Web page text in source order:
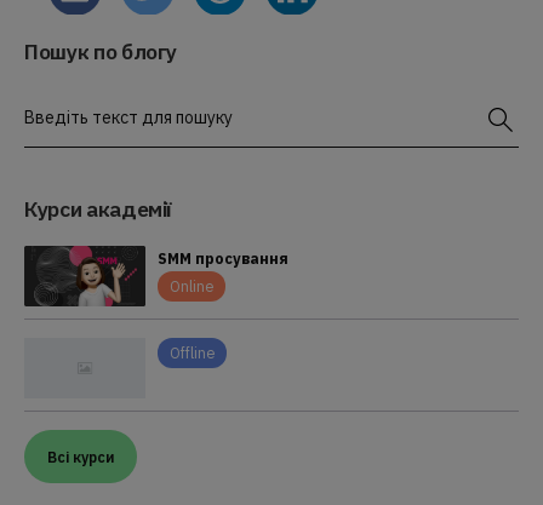
Пошук по блогу
Введіть текст для пошуку
Курси академії
SMM просування
Online
Offline
Всі курси